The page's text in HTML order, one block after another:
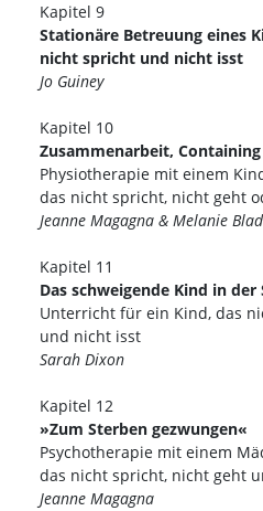
Kapitel 9
Stationäre Betreuung eines
nicht spricht und nicht isst
Jo Guiney
Kapitel 10
Zusammenarbeit,
Physiotherapie mit einem
das nicht spricht, nicht geht
Jeanne Magagna & Melanie
Kapitel 11
Das schweigende Kind in der
Unterricht für ein Kind, das
und nicht isst
Sarah Dixon
Kapitel 12
»Zum Sterben gezwungen«
Psychotherapie mit einem
das nicht spricht, nicht geht
Jeanne Magagna